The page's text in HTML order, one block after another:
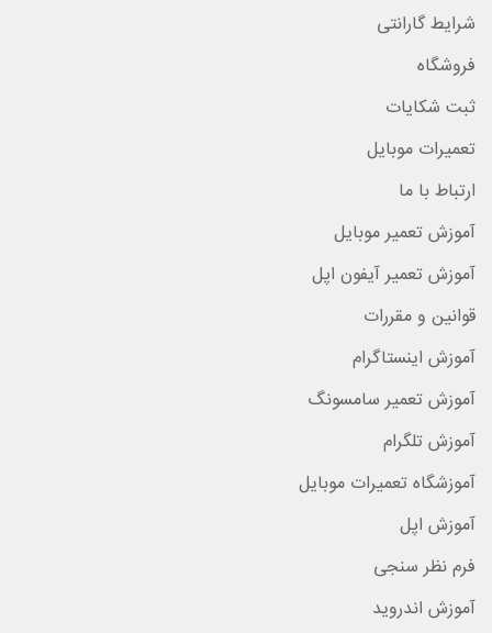
شرایط گارانتی
فروشگاه
ثبت شکایات
تعمیرات موبایل
ارتباط با ما
آموزش تعمیر موبایل
آموزش تعمیر آیفون اپل
قوانین و مقررات
آموزش اینستاگرام
آموزش تعمیر سامسونگ
آموزش تلگرام
آموزشگاه تعمیرات موبایل
آموزش اپل
فرم نظر سنجی
آموزش اندروید